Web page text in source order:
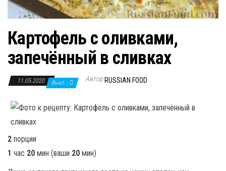
Картофель с оливками,
запечённый в сливках
11.05.2020 Выкл. Автор RUSSIAN FOOD
2 порции
1 час 20 мин (ваши 20 мин)